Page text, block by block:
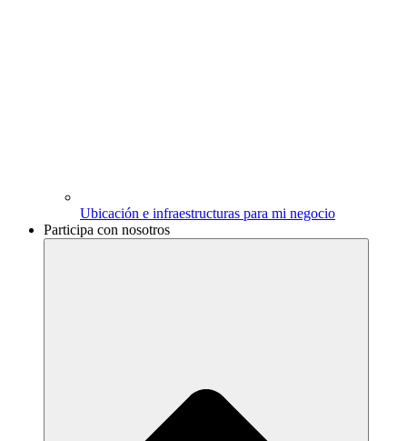
Ubicación e infraestructuras para mi negocio
Participa con nosotros